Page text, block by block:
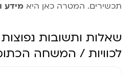
תכשירים. המטרה כאן היא מידע
לכוויות / המשחה